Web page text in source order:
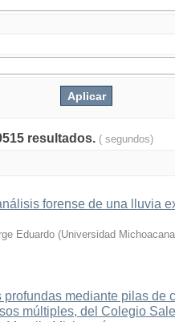
resultados. ( segundos)
forense de una lluvia
Eduardo (Universidad
profundas mediante pilas de
múltiples, del Colegio